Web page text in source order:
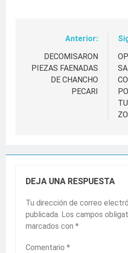
Navegación
entradas
Anterior:
DECOMISARON
PIEZAS FAENADAS
DE CHANCHO
PECARI
DEJA UNA RESPUESTA
Tu dirección de correo
publicada. Los campos
marcados con *
Comentario *